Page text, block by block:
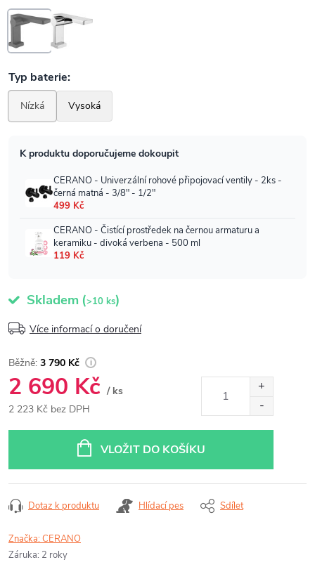
Skladem (>10 ks)
Více informací o doručení
3 790 Kč
2 690 Kč / ks
2 223 Kč bez DPH
VLOŽIT DO KOŠÍKU
Dotaz k produktu Hlídací pes Sdílet
Značka:CERANO
Záruka: 2 roky